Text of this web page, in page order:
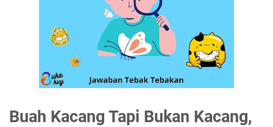
Buah Kacang Tapi Bukan Kacang,